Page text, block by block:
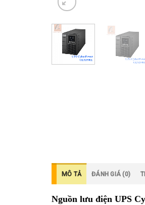
MÔ TẢ ĐÁNH GIÁ (0)
Nguồn lưu điện UPS